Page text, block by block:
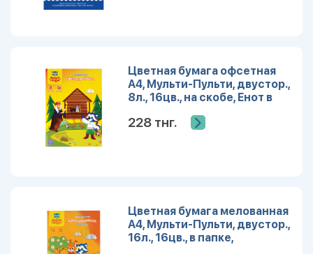
Цветная бумага офсетная
А4, Мульти-Пульти, двустор.,
8л., 16цв., на скобе, Енот в
228 тнг.
Цветная бумага мелованная
А4, Мульти-Пульти, двустор.,
16л., 16цв., в папке,